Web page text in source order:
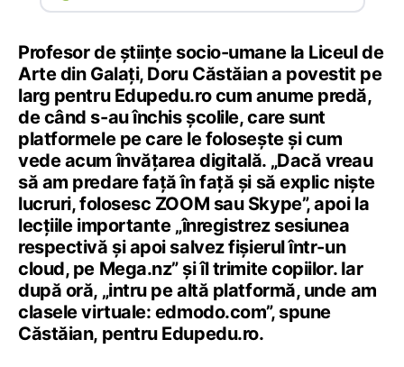
Profesor de științe socio-umane la Liceul de
Arte din Galați, Doru Căstăian a povestit pe
larg pentru Edupedu.ro cum anume predă,
de când s-au închis școlile, care sunt
platformele pe care le folosește și cum
vede acum învățarea digitală. „Dacă vreau
să am predare față în față și să explic niște
lucruri, folosesc ZOOM sau Skype”, apoi la
lecțiile importante „înregistrez sesiunea
respectivă și apoi salvez fișierul într-un
cloud, pe Mega.nz” și îl trimite copiilor. Iar
după oră, „intru pe altă platformă, unde am
clasele virtuale: edmodo.com”, spune
Căstăian, pentru Edupedu.ro.